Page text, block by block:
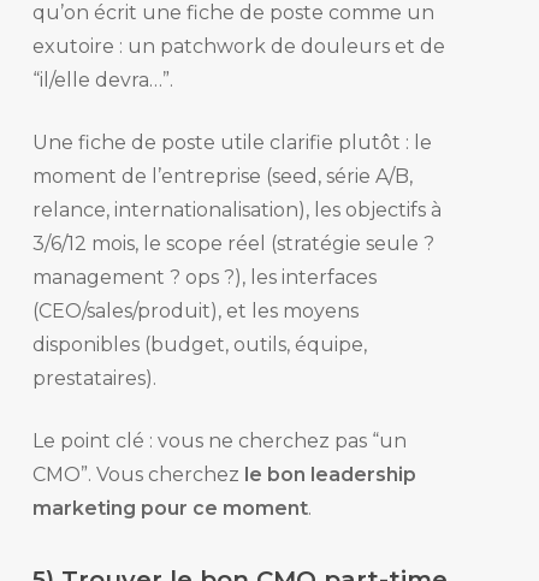
qu’on écrit une fiche de poste comme un
exutoire : un patchwork de douleurs et de
“il/elle devra…”.
Une fiche de poste utile clarifie plutôt : le
moment de l’entreprise (seed, série A/B,
relance, internationalisation), les objectifs à
3/6/12 mois, le scope réel (stratégie seule ?
management ? ops ?), les interfaces
(CEO/sales/produit), et les moyens
disponibles (budget, outils, équipe,
prestataires).
Le point clé : vous ne cherchez pas “un
CMO”. Vous cherchez le bon leadership
marketing pour ce moment.